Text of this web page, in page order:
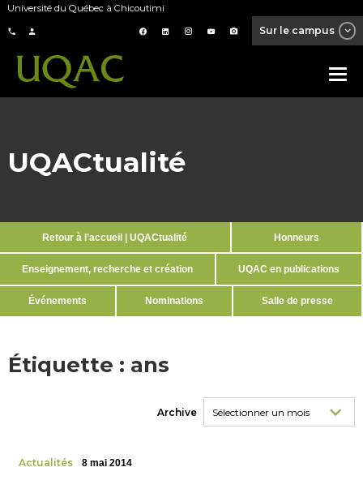
Université du Québec à Chicoutimi
Sur le campus
UQACtualité
Retour à l’accueil | UQACtualité Honneurs
Enseignement, recherche et création UQAC en publications
Événements Nominations Salle de presse
Étiquette : ans
Archive
Actualités 8 mai 2014